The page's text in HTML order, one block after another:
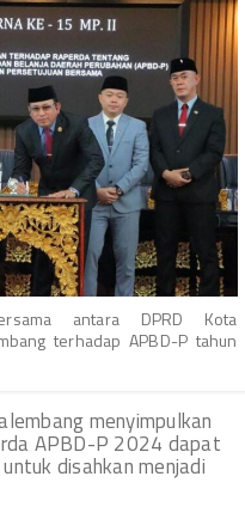
antara DPRD Kota
terhadap APBD-P tahun
menyimpulkan
APBD-P 2024 dapat
disahkan menjadi